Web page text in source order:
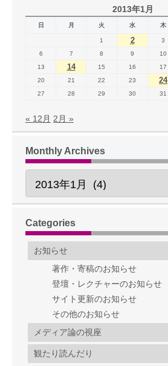
2013年1月
日 月 火 水 木
1 2 3
6
7 8 9 10
13
14 15 16 17
20
21 22 23 24
27
28 29 30 31
« 12月 2月 »
Monthly Archives
Categories
お知らせ
著作・寄稿のお知らせ
登壇・レクチャーのお知らせ
サイト更新のお知らせ
その他のお知らせ
メディア論の視座
観たり読んだり